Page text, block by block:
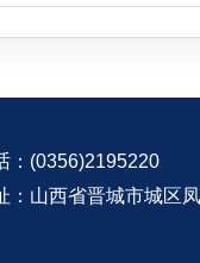
：(0356)2195220
：山西省晋城市城区